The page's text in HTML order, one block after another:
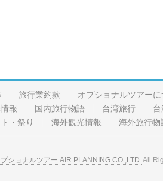
旅行業約款 オプショナルツアーに
報 国内旅行物語 台湾旅行
・祭り 海外観光情報 海外旅行物
ショナルツアー AIR PLANNING CO.,LTD.All